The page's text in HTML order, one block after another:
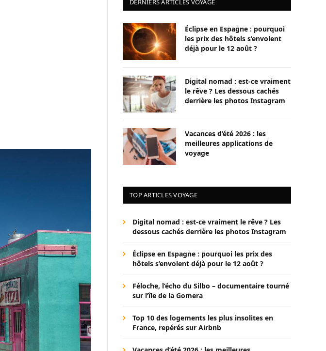
DERNIERS ARTICLES VOYAGE
Éclipse en Espagne : pourquoi
les prix des hôtels s’envolent
déjà pour le 12 août ?
Digital nomad : est-ce vraiment
le rêve ? Les dessous cachés
derrière les photos Instagram
Vacances d’été 2026 : les
meilleures applications de
voyage
TOP ARTICLES VOYAGE
Digital nomad : est-ce vraiment le rêve ? Les
dessous cachés derrière les photos Instagram
Éclipse en Espagne : pourquoi les prix des
hôtels s’envolent déjà pour le 12 août ?
Féloche, l’écho du Silbo – documentaire tourné
sur l’île de la Gomera
Top 10 des logements les plus insolites en
France, repérés sur Airbnb